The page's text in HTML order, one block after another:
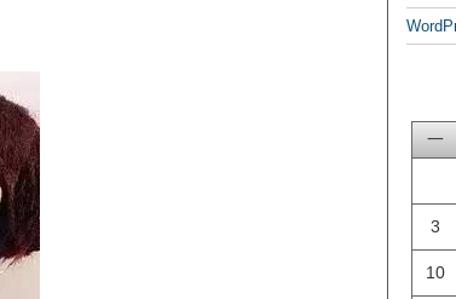
一
3
10